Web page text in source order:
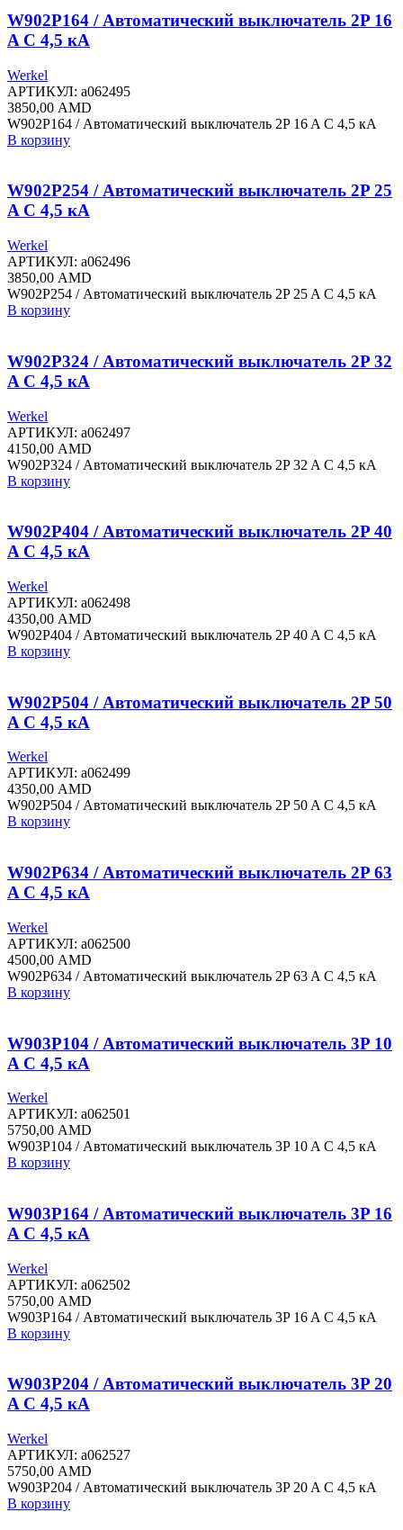
W902P164 / Автоматический выключатель 2P 16
A C 4,5 кА
Werkel
АРТИКУЛ: a062495
3850,00 AMD
W902P164 / Автоматический выключатель 2P 16 A C 4,5 кА
В корзину
W902P254 / Автоматический выключатель 2P 25
A C 4,5 кА
Werkel
АРТИКУЛ: a062496
3850,00 AMD
W902P254 / Автоматический выключатель 2P 25 A C 4,5 кА
В корзину
W902P324 / Автоматический выключатель 2P 32
A C 4,5 кА
Werkel
АРТИКУЛ: a062497
4150,00 AMD
W902P324 / Автоматический выключатель 2P 32 A C 4,5 кА
В корзину
W902P404 / Автоматический выключатель 2P 40
A C 4,5 кА
Werkel
АРТИКУЛ: a062498
4350,00 AMD
W902P404 / Автоматический выключатель 2P 40 A C 4,5 кА
В корзину
W902P504 / Автоматический выключатель 2P 50
A C 4,5 кА
Werkel
АРТИКУЛ: a062499
4350,00 AMD
W902P504 / Автоматический выключатель 2P 50 A C 4,5 кА
В корзину
W902P634 / Автоматический выключатель 2P 63
A C 4,5 кА
Werkel
АРТИКУЛ: a062500
4500,00 AMD
W902P634 / Автоматический выключатель 2P 63 A C 4,5 кА
В корзину
W903P104 / Автоматический выключатель 3P 10
A C 4,5 кА
Werkel
АРТИКУЛ: a062501
5750,00 AMD
W903P104 / Автоматический выключатель 3P 10 A C 4,5 кА
В корзину
W903P164 / Автоматический выключатель 3P 16
A C 4,5 кА
Werkel
АРТИКУЛ: a062502
5750,00 AMD
W903P164 / Автоматический выключатель 3P 16 A C 4,5 кА
В корзину
W903P204 / Автоматический выключатель 3P 20
A C 4,5 кА
Werkel
АРТИКУЛ: a062527
5750,00 AMD
W903P204 / Автоматический выключатель 3P 20 A C 4,5 кА
В корзину